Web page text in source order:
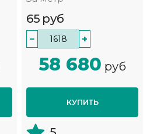
65 руб
− +
58 680 руб
КУПИТЬ